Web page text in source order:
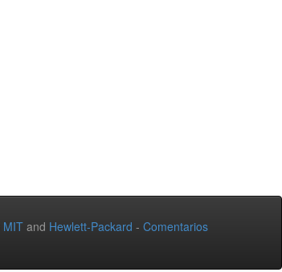
MIT and Hewlett-Packard - Comentarios